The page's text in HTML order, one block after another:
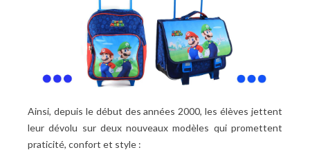
Ainsi, depuis le début des années 2000, les élèves jettent
leur dévolu sur deux nouveaux modèles qui promettent
praticité, confort et style :